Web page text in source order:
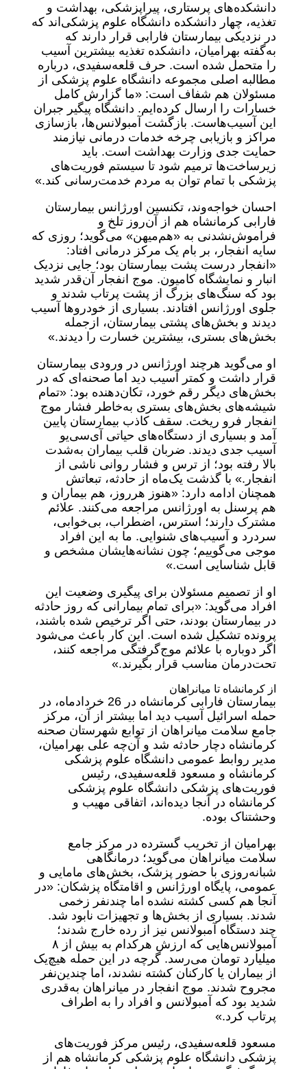
دانشکده‌های پرستاری، پیراپزشکی، بهداشت و
تغذیه، چهار دانشکده دانشگاه علوم پزشکی‌اند که
در نزدیکی بیمارستان فارابی قرار دارند که
به‌گفته بهرامیان، دانشکده تغذیه بیشترین آسیب
را متحمل شده است. حرف قلعه‌سفیدی، درباره
مطالبه اصلی مجموعه دانشگاه علوم پزشکی از
مسئولان هم شفاف است: «ما گزارش کامل
خسارات را ارسال کرده‌ایم. دانشگاه پیگیر جبران
این آسیب‌هاست. بازگشت آمبولانس‌ها، بازسازی
مراکز و بازیابی چرخه خدمات درمانی نیازمند
حمایت جدی وزارت بهداشت است. باید
زیرساخت‌ها ترمیم شود تا سیستم فوریت‌های
پزشکی با تمام توان به مردم خدمت‌رسانی کند.»
احسان خواجه‌وند، تکنسین اورژانس بیمارستان
فارابی کرمانشاه هم از آن‌روز تلخ و
فراموش‌نشدنی به «هم‌میهن» می‌گوید؛ روزی که
سایه انفجار، بر بام یک مرکز درمانی افتاد:
«انفجار درست پشت بیمارستان بود؛ جایی نزدیک
انبار و نمایشگاه کامیون. موج انفجار آن‌قدر شدید
بود که سنگ‌های بزرگ از پشت پرتاب شدند و
جلوی اورژانس افتادند. بسیاری از خودروها آسیب
دیدند و بخش‌های پشتی بیمارستان، ازجمله
بخش‌های بستری، بیشترین خسارت را دیدند.»
او می‌گوید هرچند اورژانس در ورودی بیمارستان
قرار داشت و کمتر آسیب دید اما صحنه‌ای که در
بخش‌های دیگر رقم خورد، تکان‌دهنده بود: «تمام
شیشه‌های بخش‌های بستری به‌خاطر فشار موج
‌انفجار فرو ریخت. سقف کاذب بیمارستان پایین
آمد و بسیاری از دستگاه‌های حیاتی آی‌سی‌یو
آسیب جدی دیدند. ضربان قلب بیماران به‌شدت
بالا رفته بود؛ از ترس و فشار روانی ناشی از
انفجار.» با گذشت یک‌ماه از حادثه، تبعاتش
همچنان ادامه دارد: «هنوز هرروز، هم بیماران و
هم پرسنل به اورژانس مراجعه می‌کنند. علائم
مشترک دارند؛ استرس، اضطراب، بی‌خوابی،
سردرد و آسیب‌های شنوایی. ما به این افراد
موجی می‌گوییم؛ چون نشانه‌هایشان مشخص و
قابل شناسایی است.»
او از تصمیم مسئولان برای پیگیری وضعیت این
افراد می‌گوید: «برای تمام بیمارانی که روز حادثه
در بیمارستان بودند، حتی اگر ترخیص شده باشند،
پرونده تشکیل شده است. این کار باعث می‌شود
اگر دوباره با علائم موج‌گرفتگی مراجعه کنند،
تحت‌درمان مناسب قرار بگیرند.»
از کرمانشاه تا میانراهان
بیمارستان فارابی کرمانشاه در 26 خردادماه، در
حمله اسرائیل آسیب دید اما بیشتر از آن، مرکز
جامع سلامت میانراهان از توابع شهرستان صحنه
کرمانشاه دچار حادثه شد و آن‌چه علی بهرامیان،
مدیر روابط عمومی دانشگاه علوم پزشکی
کرمانشاه و مسعود قلعه‌سفیدی، رئیس
فوریت‌های پزشکی دانشگاه علوم پزشکی
کرمانشاه در آنجا دیده‌اند، اتفاقی مهیب و
وحشتناک بوده.
بهرامیان از تخریب گسترده در مرکز جامع
سلامت میانراهان می‌گوید؛ درمانگاهی
شبانه‌روزی با حضور پزشک، بخش‌های مامایی و
عمومی، پایگاه اورژانس و اقامتگاه پزشکان: «در
آنجا هم کسی کشته نشده اما چندنفر زخمی
شدند. بسیاری از بخش‌ها و تجهیزات نابود شد.
چند دستگاه آمبولانس نیز از رده خارج شدند؛
آمبولانس‌هایی که ارزش هرکدام به بیش از ۸
میلیارد تومان می‌رسد. گرچه در این حمله هیچ‌یک
از بیماران یا کارکنان کشته نشدند، اما چندین‌نفر
مجروح شدند. موج انفجار در میانراهان به‌قدری
شدید بود که آمبولانس و افراد را به اطراف
پرتاب کرد.»
مسعود قلعه‌سفیدی، رئیس مرکز فوریت‌های
پزشکی دانشگاه علوم پزشکی کرمانشاه هم از